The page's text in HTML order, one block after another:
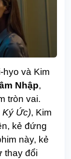
hyo và Kim
Nhập,
tròn vai.
Ký Ức), Kim
kẻ đứng
này, kẻ
thay đổi